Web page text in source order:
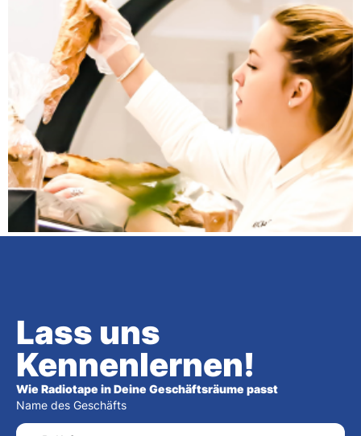
Lass uns
Kennenlernen!
Wie Radiotape in Deine Geschäftsräume passt
Name des Geschäfts